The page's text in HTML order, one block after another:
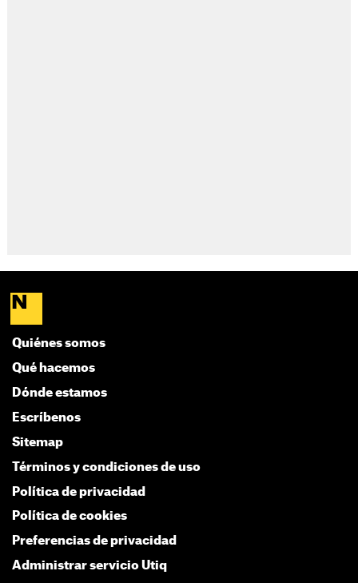
Quiénes somos
Qué hacemos
Dónde estamos
Escríbenos
Sitemap
Términos y condiciones de uso
Política de privacidad
Política de cookies
Preferencias de privacidad
Administrar servicio Utiq